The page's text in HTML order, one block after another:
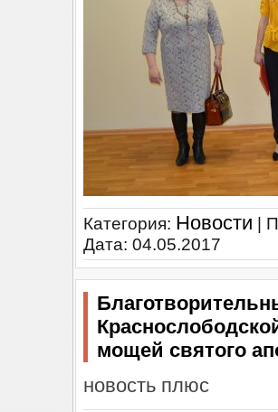
Категория: Новости |
Дата: 04.05.2017
мощей святого
новость плюс